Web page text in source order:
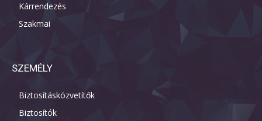
Kárrendezés
Szakmai
SZEMÉLY
Biztosításközvetítők
Biztosítók